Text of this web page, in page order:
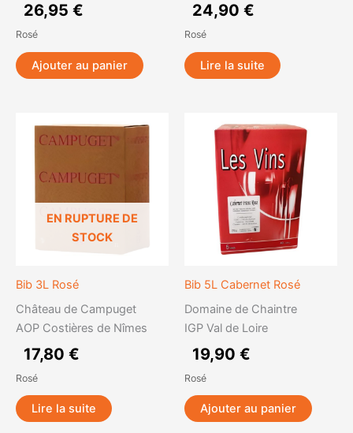
26,95 €
Rosé
Ajouter au panier
24,90 €
Rosé
Lire la suite
EN RUPTURE DE
STOCK
Bib 3L Rosé
Château de Campuget
AOP Costières de Nîmes
17,80 €
Rosé
Lire la suite
Bib 5L Cabernet Rosé
Domaine de Chaintre
IGP Val de Loire
19,90 €
Rosé
Ajouter au panier